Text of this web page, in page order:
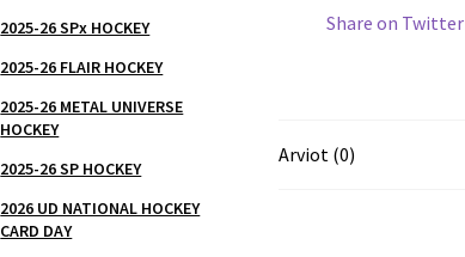
Share on Twitter
Arviot (0)
2025-26 SPx HOCKEY
2025-26 FLAIR HOCKEY
2025-26 METAL UNIVERSE
HOCKEY
2025-26 SP HOCKEY
2026 UD NATIONAL HOCKEY
CARD DAY